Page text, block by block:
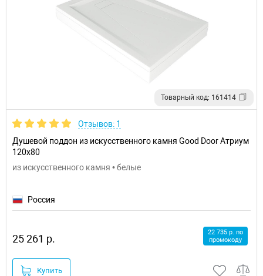
Товарный код: 161414
Отзывов: 1
Душевой поддон из искусственного камня Good Door Атриум
120x80
из искусственного камня • белые
Россия
25 261 р.
22 735 р. по
промокоду
Купить